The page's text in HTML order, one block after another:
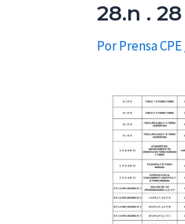
28.n .
PorPrensa CPE